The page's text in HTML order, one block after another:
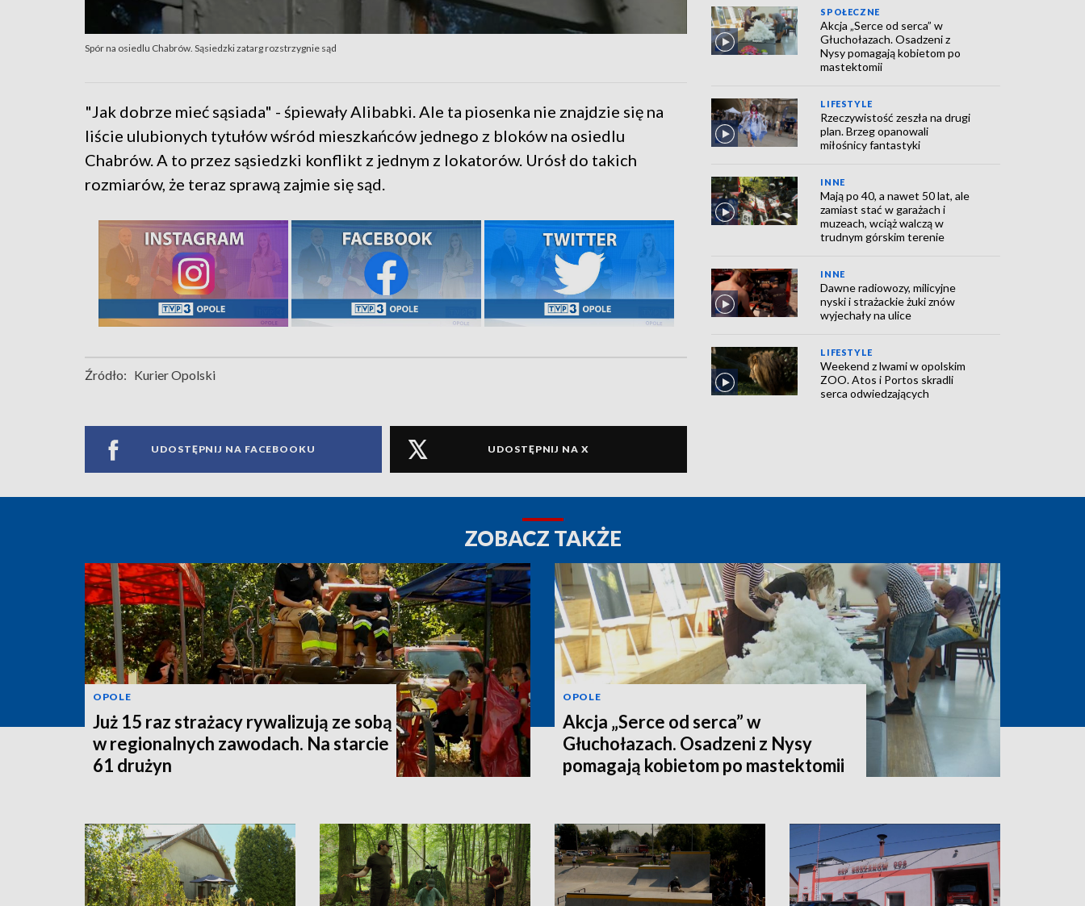
Spór na osiedlu Chabrów. Sąsiedzki zatarg rozstrzygnie sąd
"Jak dobrze mieć sąsiada" - śpiewały Alibabki. Ale ta piosenka nie znajdzie się na
liście ulubionych tytułów wśród mieszkańców jednego z bloków na osiedlu
Chabrów. A to przez sąsiedzki konflikt z jednym z lokatorów. Urósł do takich
rozmiarów, że teraz sprawą zajmie się sąd.
Źródło: Kurier Opolski
UDOSTĘPNIJ NA FACEBOOKU UDOSTĘPNIJ NA X
SPOŁECZNE
Akcja „Serce od serca” w
Głuchołazach. Osadzeni z
Nysy pomagają kobietom po
mastektomii
LIFESTYLE
Rzeczywistość zeszła na drugi
plan. Brzeg opanowali
miłośnicy fantastyki
INNE
Mają po 40, a nawet 50 lat, ale
zamiast stać w garażach i
muzeach, wciąż walczą w
trudnym górskim terenie
INNE
Dawne radiowozy, milicyjne
nyski i strażackie żuki znów
wyjechały na ulice
LIFESTYLE
Weekend z lwami w opolskim
ZOO. Atos i Portos skradli
serca odwiedzających
ZOBACZ TAKŻE
OPOLE
Już 15 raz strażacy rywalizują ze sobą
w regionalnych zawodach. Na starcie
61 drużyn
OPOLE
Akcja „Serce od serca” w
Głuchołazach. Osadzeni z Nysy
pomagają kobietom po mastektomii